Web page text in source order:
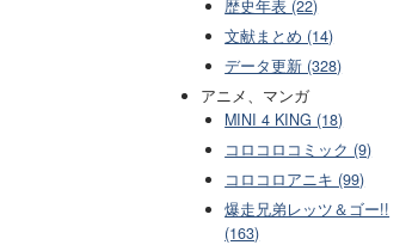
歴史年表 (22)
文献まとめ (14)
データ更新 (328)
アニメ、マンガ
MINI 4 KING (18)
コロコロコミック (9)
コロコロアニキ (99)
爆走兄弟レッツ＆ゴー!!
(163)